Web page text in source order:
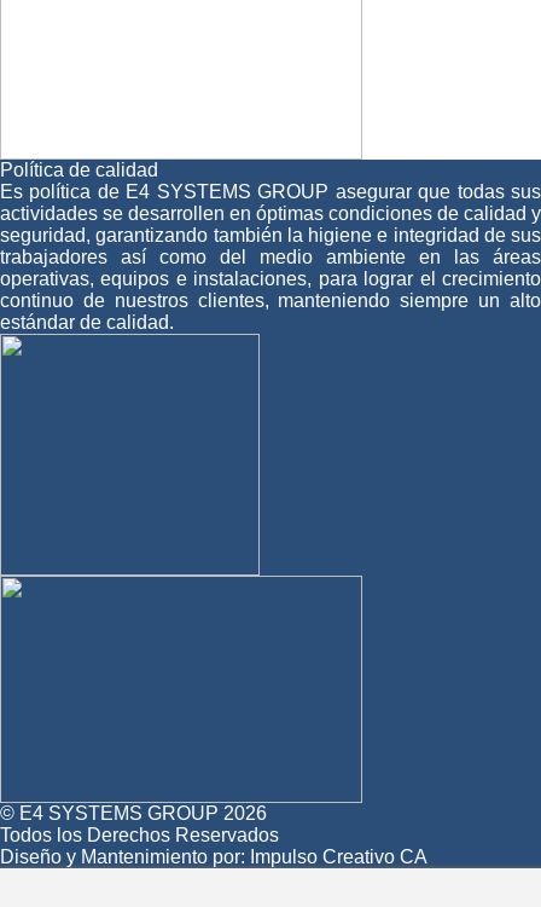
Política de calidad
Es política de E4 SYSTEMS GROUP asegurar que todas sus
actividades se desarrollen en óptimas condiciones de calidad y
seguridad, garantizando también la higiene e integridad de sus
trabajadores así como del medio ambiente en las áreas
operativas, equipos e instalaciones, para lograr el crecimiento
continuo de nuestros clientes, manteniendo siempre un alto
estándar de calidad.
© E4 SYSTEMS GROUP 2026
Todos los Derechos Reservados
Diseño y Mantenimiento por: Impulso Creativo CA